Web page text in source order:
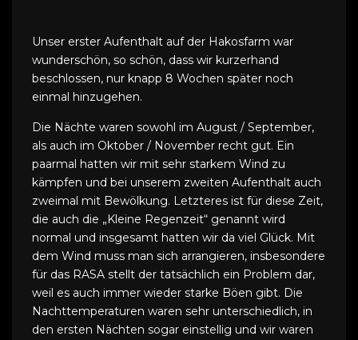
Unser erster Aufenthalt auf der Hakosfarm war
wunderschön, so schön, dass wir kurzerhand
beschlossen, nur knapp 8 Wochen später noch
einmal hinzugehen.
Die Nächte waren sowohl im August / September,
als auch im Oktober / November recht gut. Ein
paarmal hatten wir mit sehr starkem Wind zu
kämpfen und bei unserem zweiten Aufenthalt auch
zweimal mit Bewölkung. Letzteres ist für diese Zeit,
die auch die „Kleine Regenzeit“ genannt wird
normal und insgesamt hatten wir da viel Glück. Mit
dem Wind muss man sich arrangieren, insbesondere
für das RASA stellt der tatsächlich ein Problem dar,
weil es auch immer wieder starke Böen gibt. Die
Nachttemperaturen waren sehr unterschiedlich, in
den ersten Nächten sogar einstellig und wir waren